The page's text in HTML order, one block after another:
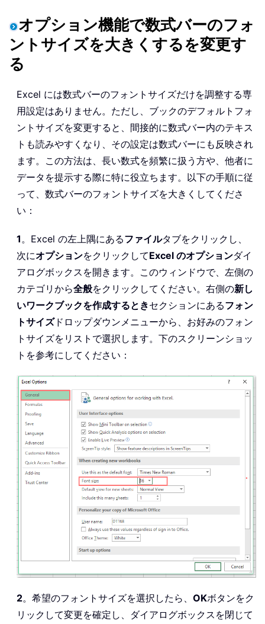
オプション機能で数式バーのフォ
ントサイズを大きくするを変更す
る
Excel には数式バーのフォントサイズだけを調整する専
用設定はありません。ただし、ブックのデフォルトフォ
ントサイズを変更すると、間接的に数式バー内のテキス
トも読みやすくなり、その設定は数式バーにも反映され
ます。この方法は、長い数式を頻繁に扱う方や、他者に
データを提示する際に特に役立ちます。以下の手順に従
って、数式バーのフォントサイズを大きくしてくださ
い：
1。Excel の左上隅にあるファイルタブをクリックし、
次にオプションをクリックしてExcel のオプションダイ
アログボックスを開きます。このウィンドウで、左側の
カテゴリから全般をクリックしてください。右側の新し
いワークブックを作成するときセクションにあるフォン
トサイズドロップダウンメニューから、お好みのフォン
トサイズをリストで選択します。下のスクリーンショッ
トを参考にしてください：
2。希望のフォントサイズを選択したら、 OKボタンをク
リックして変更を確定し、ダイアログボックスを閉じて